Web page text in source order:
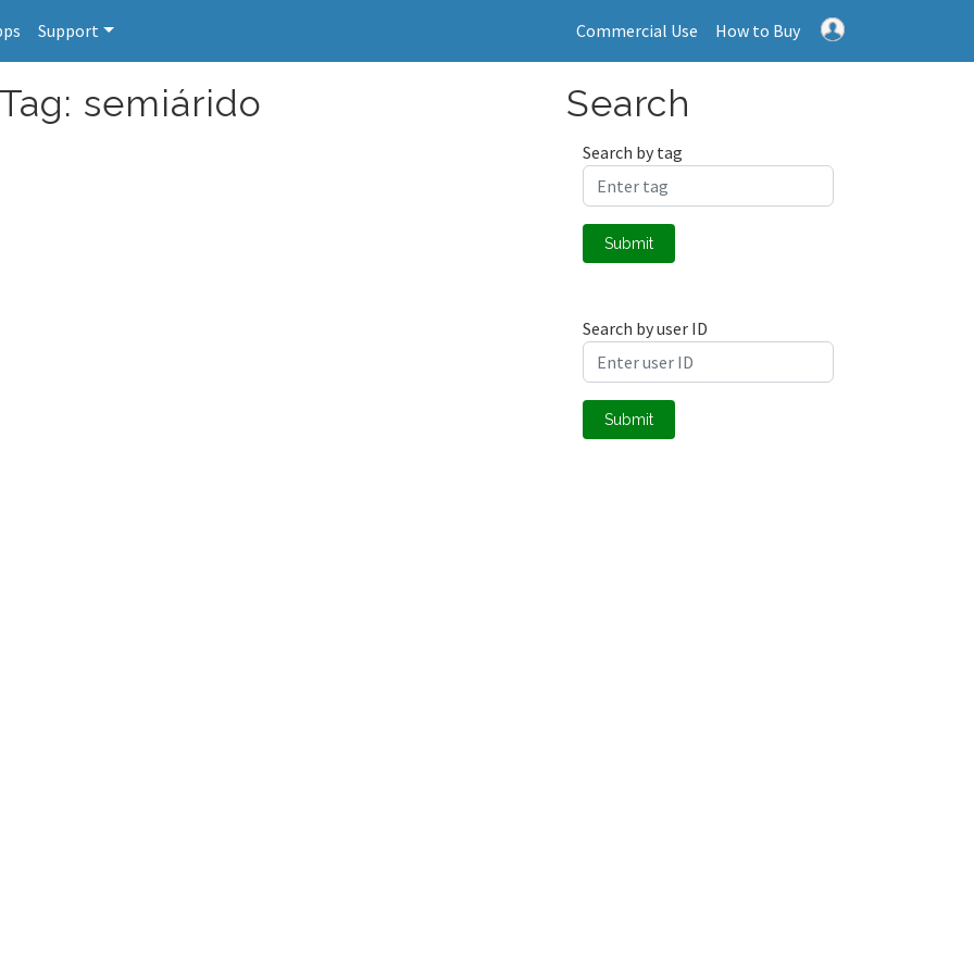
Support Commercial Use How to Buy
semiárido Search
Search by tag
Submit
Search by user ID
Submit